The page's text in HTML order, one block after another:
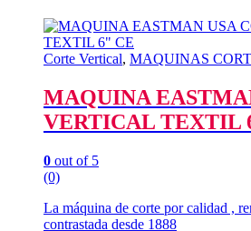
Corte Vertical, MAQUINAS
MAQUINA
VERTICAL TEXTIL
0 out of 5
(0)
La máquina de corte por calidad ,
contrastada desde 1888